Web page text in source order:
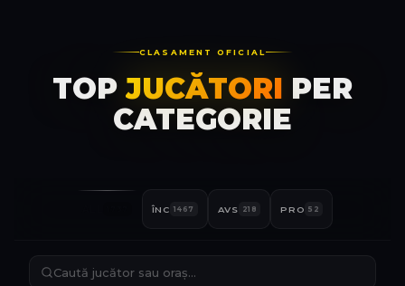
CLASAMENT OFICIAL
TOP JUCĂTORI PER
CATEGORIE
ÎNC 1467 AVS 218 PRO 52